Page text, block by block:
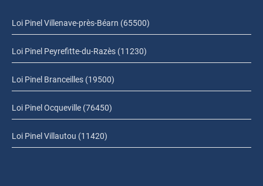
Loi Pinel Villenave-près-Béarn (65500)
Loi Pinel Peyrefitte-du-Razès (11230)
Loi Pinel Branceilles (19500)
Loi Pinel Ocqueville (76450)
Loi Pinel Villautou (11420)